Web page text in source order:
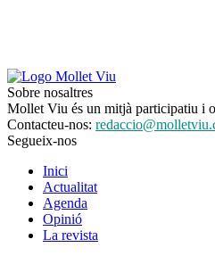
Sobre nosaltres
Mollet Viu és un mitjà participatiu i
Contacteu-nos:
Segueix-nos
Inici
Actualitat
Agenda
Opinió
La revista